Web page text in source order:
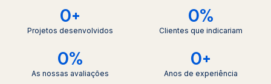
Projetos desenvolvidos
0+
Clientes que indicariam
0%
As nossas avaliações
0%
Anos de experiência
0+